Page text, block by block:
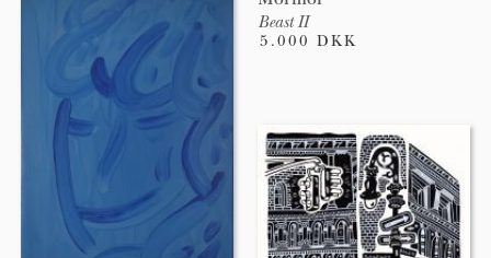
Beast II
5.000 DKK